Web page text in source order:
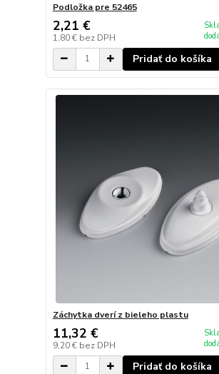
Podložka pre 52465
2,21 €
1,80 € bez DPH
Pridať do košíka
Záchytka dverí z bieleho plastu
11,32 €
9,20 € bez DPH
Pridať do košíka